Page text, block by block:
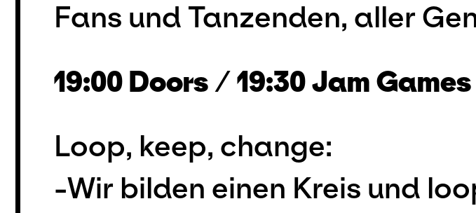
Fans und Tanzenden, aller
19:00 Doors/19:30 Jam Games
Loop, keep, change:
-Wir bilden einen Kreis und